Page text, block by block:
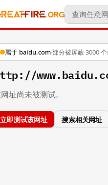
属于 baidu.com·部分被屏蔽·3000
址尚未被测试。
立即测试该网址 搜索相关网址